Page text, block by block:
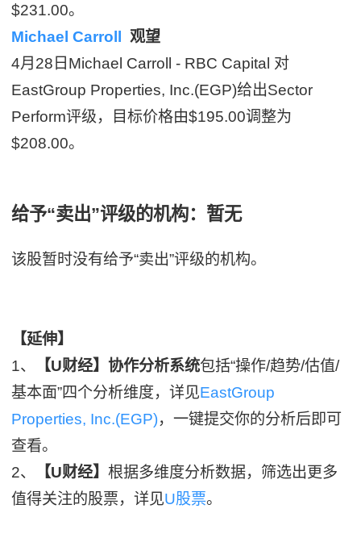
$231.00。
Michael Carroll 观望
4月28日Michael Carroll - RBC Capital 对
EastGroup Properties, Inc.(EGP)给出Sector
Perform评级，目标价格由$195.00调整为
$208.00。
给予“卖出”评级的机构：暂无
该股暂时没有给予“卖出”评级的机构。
【延伸】
1、
【U财经】协作分析系统包括“操作/趋势/估值/
基本面”四个分析维度，详见EastGroup
Properties, Inc.(EGP)，一键提交你的分析后即可
查看。
2、
【U财经】根据多维度分析数据，筛选出更多
值得关注的股票，详见U股票。